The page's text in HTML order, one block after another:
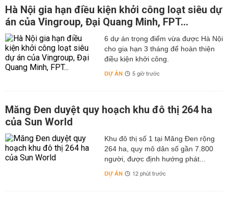
Hà Nội gia hạn điều kiện khởi công loạt siêu dự
án của Vingroup, Đại Quang Minh, FPT...
6 dự án trọng điểm vừa được Hà Nội
cho gia hạn 3 tháng để hoàn thiện
điều kiện khởi công.
DỰ ÁN 5 giờ trước
Măng Đen duyệt quy hoạch khu đô thị 264 ha
của Sun World
Khu đô thị số 1 tại Măng Đen rộng
264 ha, quy mô dân số gần 7.800
người, được định hướng phát...
DỰ ÁN 12 phút trước